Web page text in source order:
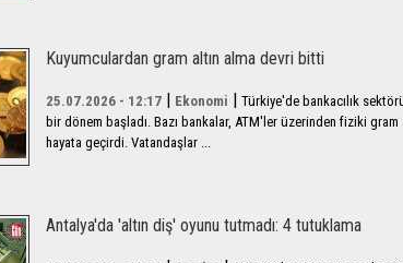
Kuyumculardan gram altın alma devri bitti
25.07.2026 - 12:17 | Ekonomi | Türkiye'de bankacılık
bir dönem başladı. Bazı bankalar, ATM'ler üzerinden fiziki gram
hayata geçirdi. Vatandaşlar ...
Antalya'da 'altın diş' oyunu tutmadı: 4 tutuklama